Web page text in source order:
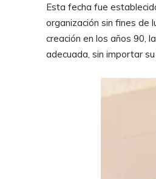
Esta fecha fue
organización sin fines de
creación en los años 90,
adecuada, sin importar